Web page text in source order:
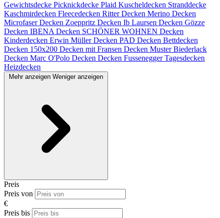
Gewichtsdecke Picknickdecke Plaid Kuscheldecken Stranddecke
Kaschmirdecken Fleecedecken Ritter Decken Merino Decken
Microfaser Decken Zoeppritz Decken Ib Laursen Decken Gözze
Decken IBENA Decken SCHÖNER WOHNEN Decken
Kinderdecken Erwin Müller Decken PAD Decken Bettdecken
Decken 150x200 Decken mit Fransen Decken MusterBiederlack
Decken Marc O'Polo Decken Decken FusseneggerTagesdecken
Heizdecken
Mehr anzeigen Weniger anzeigen
Preis
Preis von
€
Preis bis